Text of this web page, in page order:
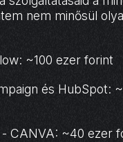
nem minősül
~100 ezer forint
és HubSpot:
- CANVA: ~40 ezer